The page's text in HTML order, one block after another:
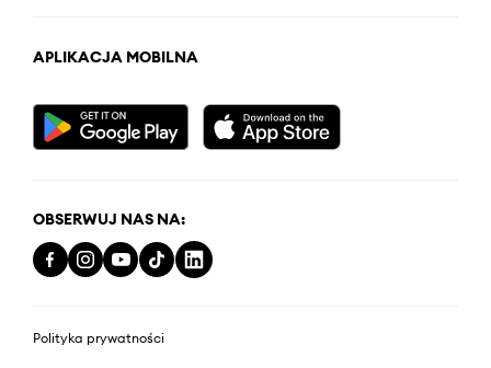
APLIKACJA MOBILNA
OBSERWUJ NAS NA:
Polityka prywatności